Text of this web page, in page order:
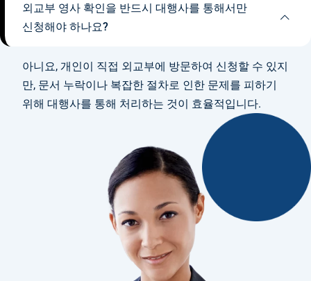
외교부 영사 확인을 반드시 대행사를 통해서만
신청해야 하나요?
아니요, 개인이 직접 외교부에 방문하여 신청할 수 있지
만, 문서 누락이나 복잡한 절차로 인한 문제를 피하기
위해 대행사를 통해 처리하는 것이 효율적입니다.